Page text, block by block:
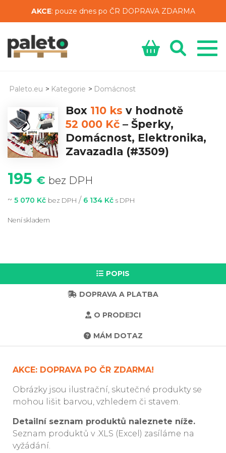
AKCE: pouze dnes po ČR DOPRAVA ZDARMA
Paleto.eu > Kategorie > Domácnost
Box 110 ks v hodnotě
52 000 Kč – Šperky,
Domácnost, Elektronika,
Zavazadla (#3509)
195 € bez DPH
~ 5 070 Kč bez DPH / 6 134 Kč s DPH
Není skladem
POPIS
DOPRAVA A PLATBA
O PRODEJCI
MÁM DOTAZ
AKCE: DOPRAVA PO ČR ZDARMA!
Obrázky jsou ilustrační, skutečné produkty se
mohou lišit barvou, vzhledem či stavem.
Detailní seznam produktů naleznete níže.
Seznam produktů v .XLS (Excel) zasíláme na
vyžádání.